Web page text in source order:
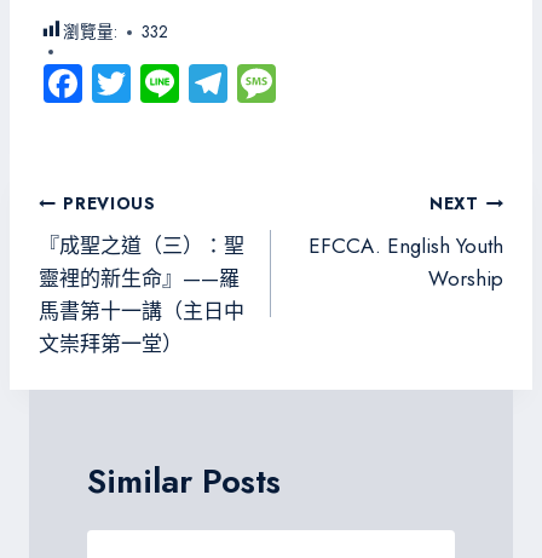
瀏覽量: 332
Fa
o
ok
T
er
Li Te
m
文
章
導
覽
PREVIOUS
『成聖之道（三）：聖
靈裡的新生命』——羅
馬書第十一講（主日中
文崇拜第一堂）
NEXT
EFCCA. English Youth
Worship
Similar Posts